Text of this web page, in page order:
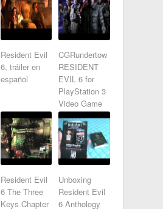
Resident Evil
6, tráiler en
español
CGRundertow
RESIDENT
EVIL 6 for
PlayStation 3
Video Game
Review
Resident Evil
6 The Three
Keys Chapter
Unboxing
Resident Evil
6 Anthology